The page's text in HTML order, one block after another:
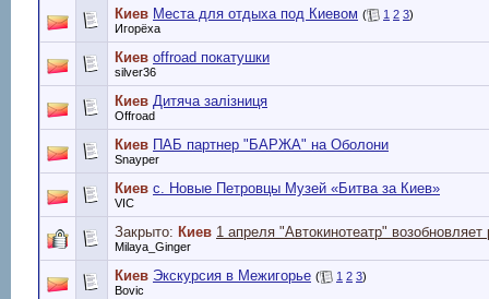
Киев Места для отдыха под Киевом ( 1 2 3)
Игорёха
Киев offroad покатушки
silver36
Киев Дитяча залізниця
Offroad
Киев ПАБ партнер "БАРЖА" на Оболони
Snayper
Киев с. Новые Петровцы Музей «Битва за Киев»
VIC
Закрыто: Киев 1 апреля "Автокинотеатр" возобновляет
Milaya_Ginger
Киев Экскурсия в Межигорье ( 1 2 3)
Bovic